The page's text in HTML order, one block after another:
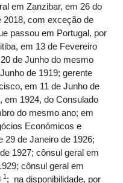
em Zanzibar, em 26 do
2018, com exceção de
passou em Portugal, por
em 13 de Fevereiro
de Junho do mesmo
de 1919; gerente
em 11 de Junho de
em 1924, do Consulado
do mesmo ano; em
Económicos e
29 de Janeiro de 1926;
1927; cônsul geral em
cônsul geral em
1 ; na disponibilidade, por